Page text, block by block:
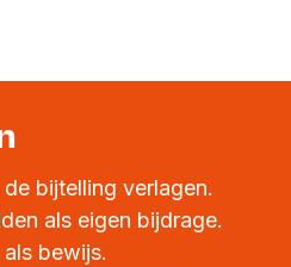
bijtelling verlagen.
als eigen bijdrage.
bewijs.